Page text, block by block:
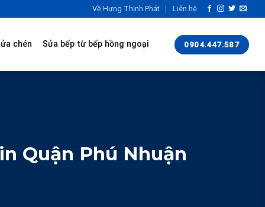
Về Hưng Thịnh Phát Liên hệ
chén Sửa bếp từ bếp hồng ngoại 0904.447.587
Quận Phú Nhuận